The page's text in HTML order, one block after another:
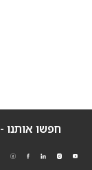
חפשו אותנו -